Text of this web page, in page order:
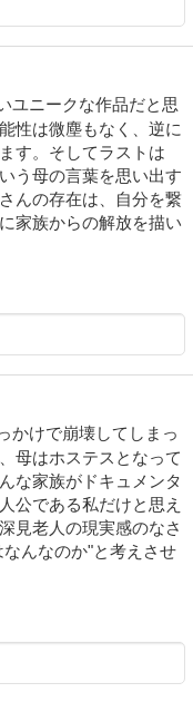
ユニークな作品だと思
性は微塵もなく、逆に
す。そしてラストは
う母の言葉を思い出す
んの存在は、自分を繋
家族からの解放を描い
かけで崩壊してしまっ
母はホステスとなって
な家族がドキュメンタ
公である私だけと思え
見老人の現実感のなさ
んなのか"と考えさせ